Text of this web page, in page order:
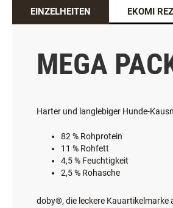
EINZELHEITEN
MEGA
Harter und langlebiger Hunde-
82 % Rohprotein
11 % Rohfett
4,5 % Feuchtigkeit
2,5 % Rohasche
doby®, die leckere
EKOMI